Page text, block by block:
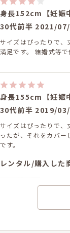
身長152cm【妊娠
30代前半 2021/
サイズはぴったりで、
満足です。 結婚式等で
身長155cm【妊娠
30代前半 2019/
サイズはぴったりで、
ったが、それをカバ
です。
レンタル/購入した
ロ